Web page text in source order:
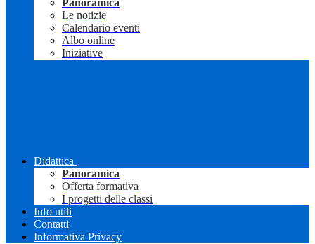
Panoramica
Le notizie
Calendario eventi
Albo online
Iniziative
Didattica
Panoramica
Offerta formativa
I progetti delle classi
Info utili
Contatti
Informativa Privacy